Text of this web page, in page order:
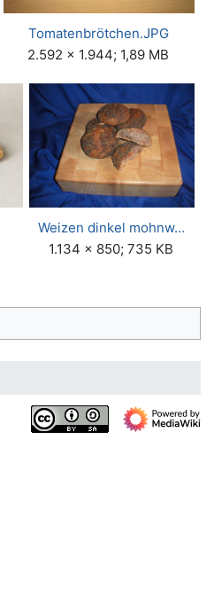
Tomatenbrötchen.JPG
2.592 × 1.944; 1,89 MB
Weizen dinkel mohnw…
1.134 × 850; 735 KB